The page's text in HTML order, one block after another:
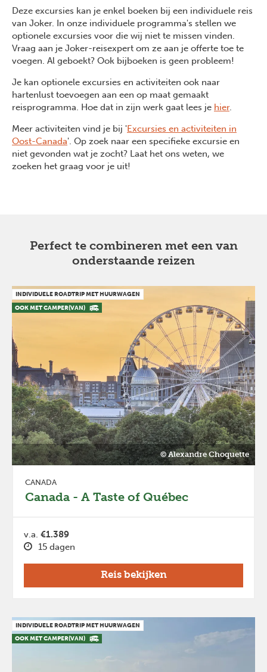
Deze excursies kan je enkel boeken bij een individuele reis
van Joker. In onze individuele programma's stellen we
optionele excursies voor die wij niet te missen vinden.
Vraag aan je Joker-reisexpert om ze aan je offerte toe te
voegen. Al geboekt? Ook bijboeken is geen probleem!
Je kan optionele excursies en activiteiten ook naar
hartenlust toevoegen aan een op maat gemaakt
reisprogramma. Hoe dat in zijn werk gaat lees je hier.
Meer activiteiten vind je bij 'Excursies en activiteiten in
Oost-Canada'. Op zoek naar een specifieke excursie en
niet gevonden wat je zocht? Laat het ons weten, we
zoeken het graag voor je uit!
Perfect te combineren met een van
onderstaande reizen
© Alexandre Choquette
INDIVIDUELE ROADTRIP MET HUURWAGEN
OOK MET CAMPER(VAN)
CANADA
Canada - A Taste of Québec
v.a. €1.389
15 dagen
Reis bekijken
INDIVIDUELE ROADTRIP MET HUURWAGEN
OOK MET CAMPER(VAN)